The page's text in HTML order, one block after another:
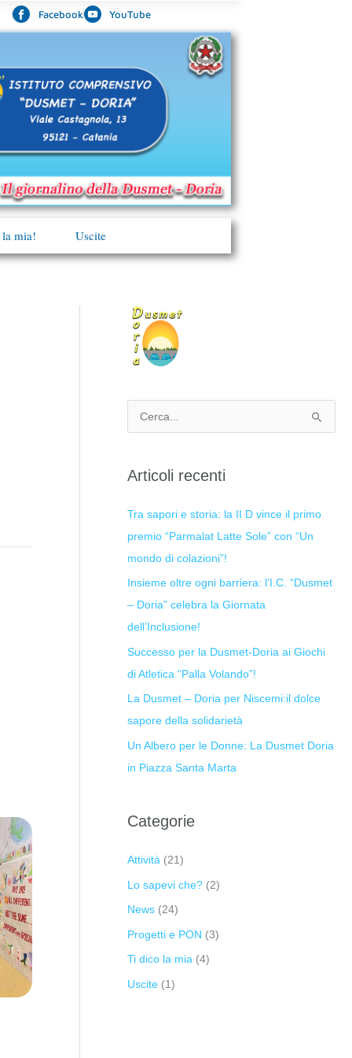
Facebook YouTube
mia! Uscite
Cerca:
Articoli recenti
Tra sapori e storia: la II D vince il primo
premio “Parmalat Latte Sole” con “Un
mondo di colazioni”!
Insieme oltre ogni barriera: l’I.C. “Dusmet
– Doria” celebra la Giornata
dell’Inclusione!
Successo per la Dusmet-Doria ai Giochi
di Atletica “Palla Volando”!
La Dusmet – Doria per Niscemi:il dolce
sapore della solidarietà
Un Albero per le Donne: La Dusmet Doria
in Piazza Santa Marta
Categorie
Attività (21)
Lo sapevi che? (2)
News (24)
Progetti e PON (3)
Ti dico la mia (4)
Uscite (1)